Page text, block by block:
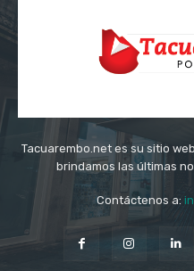
Tacuarembo.net es su sitio
brindamos las últimas
Contáctenos a: